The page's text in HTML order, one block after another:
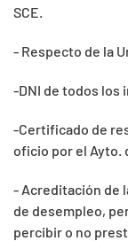
SCE.
- Respecto de la
-DNI de todos los
-Certificado de
oficio por el Ayto.
- Acreditación de
de desempleo,
percibir o no